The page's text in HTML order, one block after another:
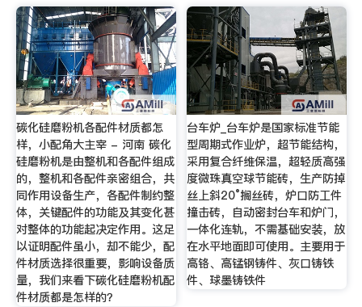
碳化硅磨粉机各配件材质都怎
样，小配角大主宰 - 河南 碳化
硅磨粉机是由整机和各配件组成
的，整机和各配件亲密组合，共
同作用设备生产，各配件制约整
体，关键配件的功能及其变化甚
对整体的功能起决定作用。这足
以证明配件虽小，却不能少，配
件材质选择很重要，影响设备质
量，我们来看下碳化硅磨粉机配
件材质都是怎样的？
台车炉_台车炉是国家标准节能
型周期式作业炉，超节能结构，
采用复合纤维保温，超轻质高强
度微珠真空球节能砖，生产防掉
丝上斜20°搁丝砖，炉口防工件
撞击砖，自动密封台车和炉门，
一体化连轨，不需基础安装，放
在水平地面即可使用。主要用于
高铬、高锰钢铸件、灰口铸铁
件、球墨铸铁件